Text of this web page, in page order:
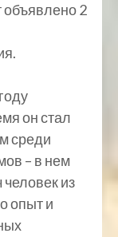
объявлено 2
он стал
среди
– в нем
из
опыт и